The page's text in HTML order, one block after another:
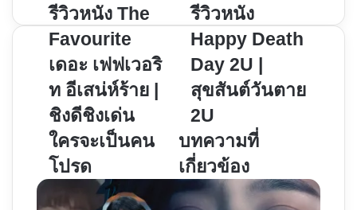
รีวิว
หนัง
The
Favourite
เดอะ
เฟฟเว
อริท
อี
เสน่ห์
รีวิวหนัง The
Favourite
เดอะ เฟฟเวอริ
ท อีเสน่ห์ร้าย |
ชิงดีชิงเด่น
ใครจะเป็นคน
โปรด
รีวิว
หนัง
Happy
Death
Day
2U
สุขสันต์
วัน
ตาย
รีวิวหนัง
Happy Death
Day 2U |
สุขสันต์วันตาย
2U
บทความที่
เกี่ยวข้อง